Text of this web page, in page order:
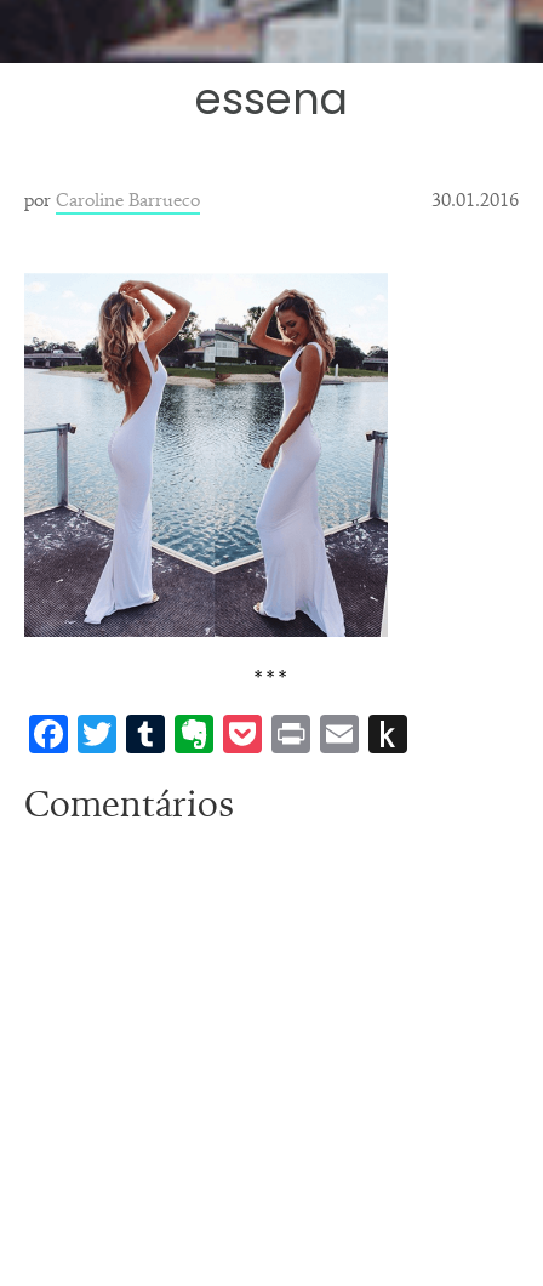
essena
porCaroline Barrueco 30.01.2016
***
Facebook
Twitter
Tumblr
Evernote
Pocket
PrintEmail
Comentários